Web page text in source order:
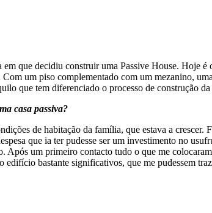
que decidiu construir uma Passive House. Hoje
um piso complementado com um mezanino,
que tem diferenciado o processo de construção da
casa passiva?
de habitação da família, que estava a crescer.
que ia ter pudesse ser um investimento no
um primeiro contacto tudo o que me
bastante significativos, que me pudessem